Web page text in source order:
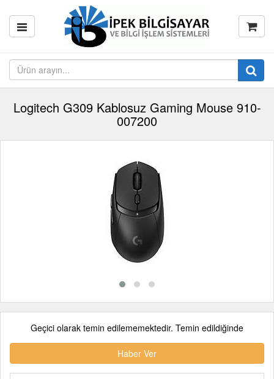
Logitech G309 Kablosuz Gaming Mouse 910-
007200
Geçici olarak temin edilememektedir. Temin edildiğinde
Haber Ver